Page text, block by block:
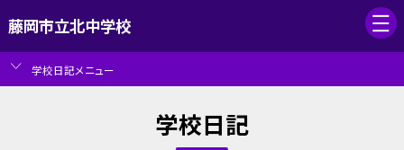
藤岡市立北中学校
学校日記メニュー
学校日記